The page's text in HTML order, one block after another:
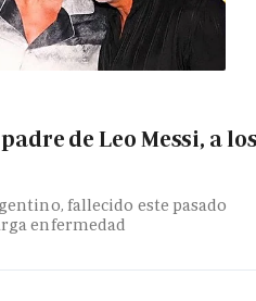
de Leo Messi, a
fallecido este pasado
enfermedad